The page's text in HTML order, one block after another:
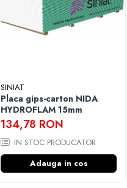
SINIAT
Placa gips-carton NIDA
HYDROFLAM 15mm
134,78 RON
IN STOC PRODUCATOR
Adauga in cos